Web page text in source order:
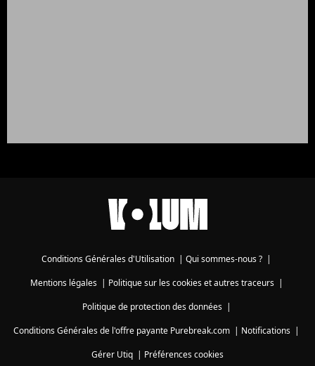
Conditions Générales d'Utilisation | Qui sommes-nous ? |
Mentions légales| Politique sur les cookies et autres traceurs|
Politique de protection des données|
Conditions Générales de l'offre payante Purebreak.com | Notifications |
Gérer Utiq | Préférences cookies